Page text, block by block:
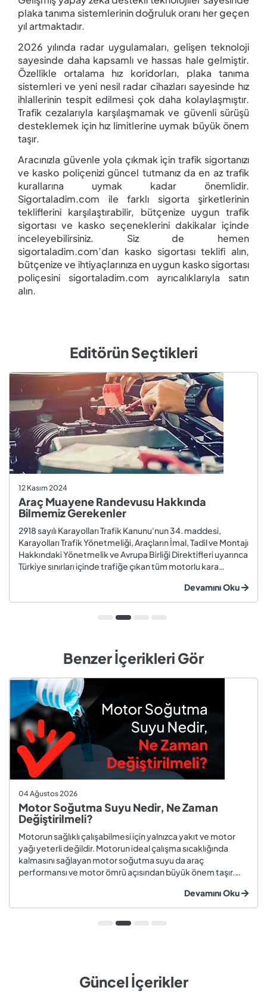
plaka tanıma sistemlerinin doğruluk oranı her geçen
yıl artmaktadır.
2026 yılında radar uygulamaları, gelişen teknoloji
sayesinde daha kapsamlı ve hassas hale gelmiştir.
Özellikle ortalama hız koridorları, plaka tanıma
sistemleri ve yeni nesil radar cihazları sayesinde hız
ihlallerinin tespit edilmesi çok daha kolaylaşmıştır.
Trafik cezalarıyla karşılaşmamak ve güvenli sürüşü
desteklemek için hız limitlerine uymak büyük önem
taşır.
Aracınızla güvenle yola çıkmak için trafik sigortanızı
ve kasko poliçenizi güncel tutmanız da en az trafik
kurallarına uymak kadar önemlidir.
Sigortaladim.com ile farklı sigorta şirketlerinin
tekliflerini karşılaştırabilir, bütçenize uygun trafik
sigortası ve kasko seçeneklerini dakikalar içinde
inceleyebilirsiniz. Siz de hemen
sigortaladim.com’dan kasko sigortası teklifi alın,
bütçenize ve ihtiyaçlarınıza en uygun kasko sigortası
poliçesini sigortaladim.com ayrıcalıklarıyla satın
alın.
Editörün Seçtikleri
12 Kasım 2024
Araç Muayene Randevusu Hakkında
Bilmemiz Gerekenler
2918 sayılı Karayolları Trafik Kanunu'nun 34. maddesi,
Karayolları Trafik Yönetmeliği, Araçların İmal, Tadil ve Montajı
Hakkındaki Yönetmelik ve Avrupa Birliği Direktifleri uyarınca
Türkiye sınırları içinde trafiğe çıkan tüm motorlu kara
zorundadır. Araç muayenesi; otomobil, motosiklet,
kamyon, kamyo...
Devamını Oku
Benzer İçerikleri Gör
04 Ağustos 2026
Motor Soğutma Suyu Nedir, Ne Zaman
Değiştirilmeli?
Motorun sağlıklı çalışabilmesi için yalnızca yakıt ve motor
yağı yeterli değildir. Motorun ideal çalışma sıcaklığında
kalmasını sağlayan motor soğutma suyu da araç
performansı ve motor ömrü açısından büyük önem taşır.
değiştirilmeyen soğutma suyu; hararet, korozyon, motor
arızaları ve yüksek onarım ma...
Devamını Oku
Güncel İçerikler